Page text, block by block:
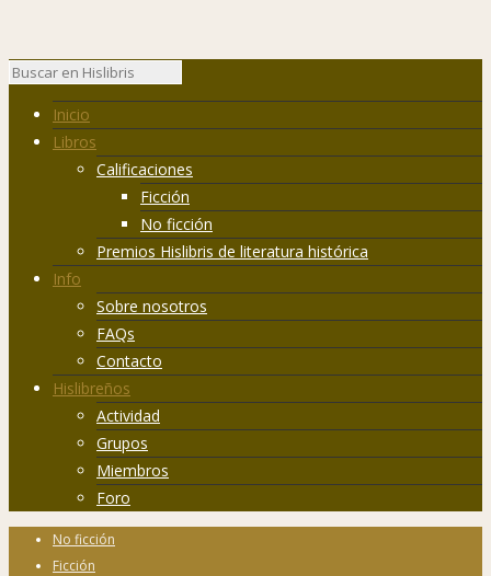
Inicio
Libros
Calificaciones
Ficción
No ficción
Premios Hislibris de literatura histórica
Info
Sobre nosotros
FAQs
Contacto
Hislibreños
Actividad
Grupos
Miembros
Foro
No ficción
Ficción